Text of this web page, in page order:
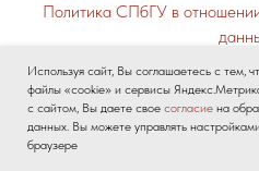
Используя сайт, Вы соглашаетесь с тем,
файлы «cookie» и сервисы
с сайтом, Вы даете свое согласие на
данных. Вы можете управлять
браузере
Политика СПбГУ в